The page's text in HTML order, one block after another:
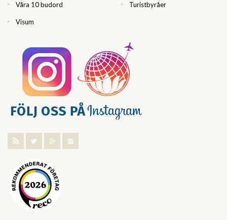
Våra 10 budord Turistbyråer
Visum